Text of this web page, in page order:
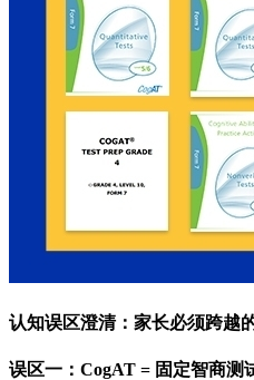
认知误区澄清：家长必须跨越
误区一：CogAT = 固定智商测